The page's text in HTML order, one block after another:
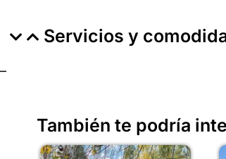
Servicios y
–
También te podría